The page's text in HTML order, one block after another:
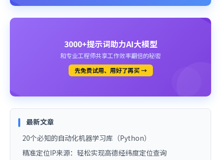
3000+提示词助力AI大模型
和专业工程师共享工作效率翻倍的秘密
先免费试用、用好了再买 →
最新文章
20个必知的自动化机器学习库（Python）
精准定位IP来源：轻松实现高德经纬度定位查询